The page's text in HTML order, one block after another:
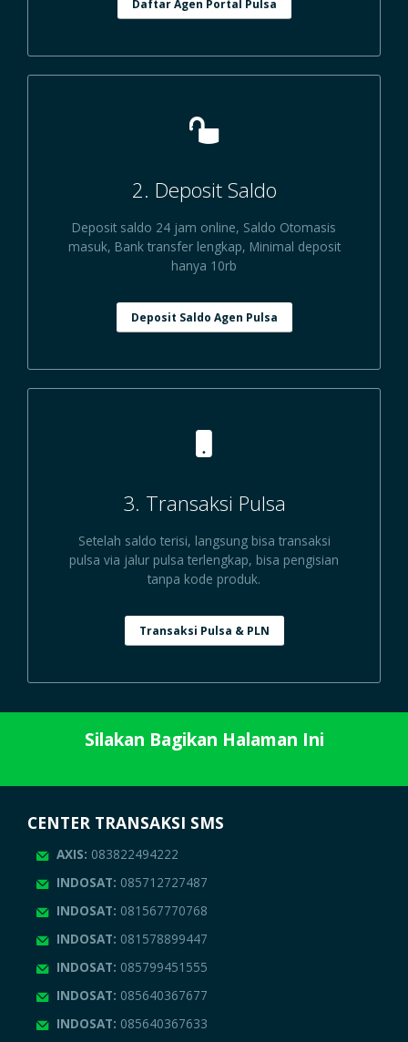
Daftar Agen Portal Pulsa
2. Deposit Saldo
Deposit saldo 24 jam online, Saldo Otomasis
masuk, Bank transfer lengkap, Minimal deposit
hanya 10rb
Deposit Saldo Agen Pulsa
3. Transaksi Pulsa
Setelah saldo terisi, langsung bisa transaksi
pulsa via jalur pulsa terlengkap, bisa pengisian
tanpa kode produk.
Transaksi Pulsa & PLN
Silakan Bagikan Halaman Ini
CENTER TRANSAKSI SMS
AXIS: 083822494222
INDOSAT: 085712727487
INDOSAT: 081567770768
INDOSAT: 081578899447
INDOSAT: 085799451555
INDOSAT: 085640367677
INDOSAT: 085640367633